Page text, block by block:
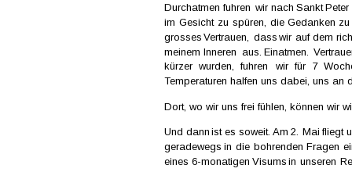
Durchatmen fuhren wir nach Sankt
im Gesicht zu spüren, die Gedanken
grosses Vertrauen, dass wir auf dem
meinem Inneren aus. Einatmen.
kürzer wurden, fuhren wir für 7
Temperaturen halfen uns dabei, uns
Dort, wo wir uns frei fühlen, können wir
Und dann ist es soweit. Am 2. Mai fliegt
geradewegs in die bohrenden Fragen
eines 6-monatigen Visums in unseren